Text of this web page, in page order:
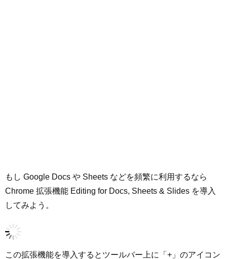
もし Google Docs や Sheets などを頻繁に利用するなら
Chrome 拡張機能 Editing for Docs, Sheets & Slides を導入
してみよう。
この拡張機能を導入するとツールバー上に「+」のアイコン